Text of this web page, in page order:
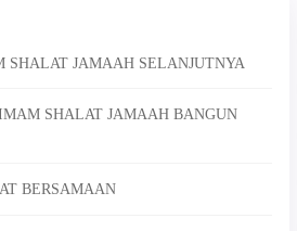
SHALAT JAMAAH SELANJUTNYA
SHALAT JAMAAH BANGUN
BERSAMAAN